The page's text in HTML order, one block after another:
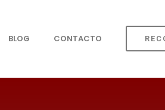
BLOG CONTACTO